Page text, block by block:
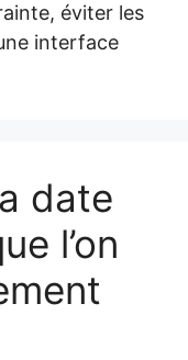
éviter les
interface
date
l’on